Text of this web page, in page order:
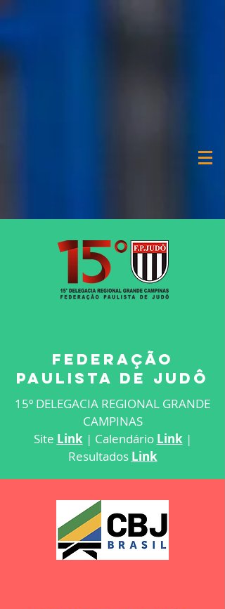
Federação
paulista de judô
15º DELEGACIA REGIONAL GRANDE
CAMPINAS
Site Link| Calendário Link|
Resultados Link